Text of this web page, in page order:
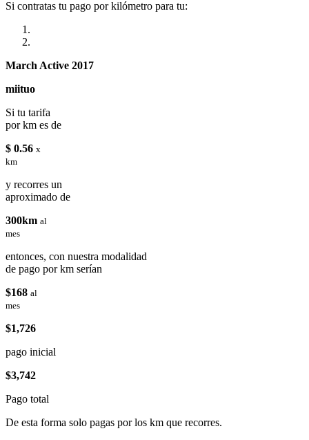
Si contratas tu pago por kilómetro para tu:
March Active 2017
miituo
Si tu tarifa
por km es de
$ 0.56 x
km
y recorres un
aproximado de
300km al
mes
entonces, con nuestra modalidad
de pago por km serían
$168 al
mes
$1,726
pago inicial
$3,742
Pago total
De esta forma solo pagas por los km que recorres.